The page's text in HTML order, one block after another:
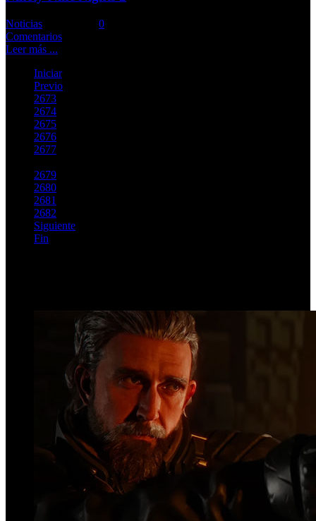
Noticias
0
Comentarios
Leer más ...
Iniciar
Previo
2673
2674
2675
2676
2677
2679
2680
2681
2682
Siguiente
Fin